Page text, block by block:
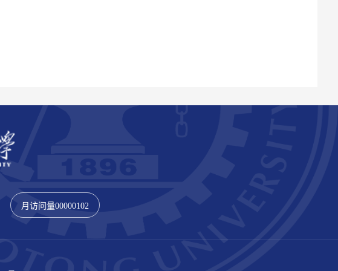
月访问量00000102